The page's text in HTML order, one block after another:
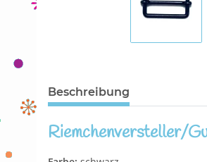
Beschreibung
Riemchenversteller/